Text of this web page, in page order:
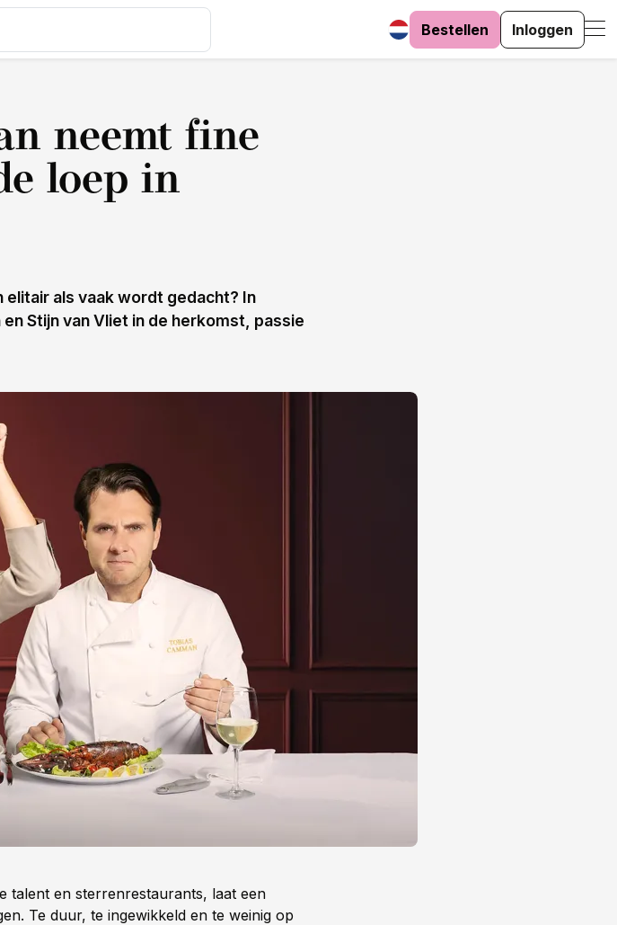
Bestellen Inloggen
neemt fine
loep in
elitair als vaak wordt gedacht? In
Stijn van Vliet in de herkomst, passie
talent en sterrenrestaurants, laat een
Te duur, te ingewikkeld en te weinig op